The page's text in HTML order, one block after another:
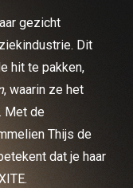
gezicht
Dit
hit te pakken,
, waarin ze het
Met de
Thijs de
dat je haar